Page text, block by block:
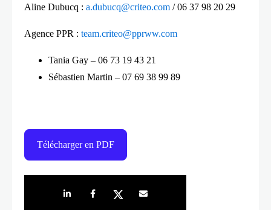
Aline Dubucq : a.dubucq@criteo.com / 06 37 98 20 29
Agence PPR : team.criteo@pprww.com
Tania Gay – 06 73 19 43 21
Sébastien Martin – 07 69 38 99 89
Télécharger en PDF
Share on LinkedIn
Share on Facebook
Share on TwitterShare by e-mail